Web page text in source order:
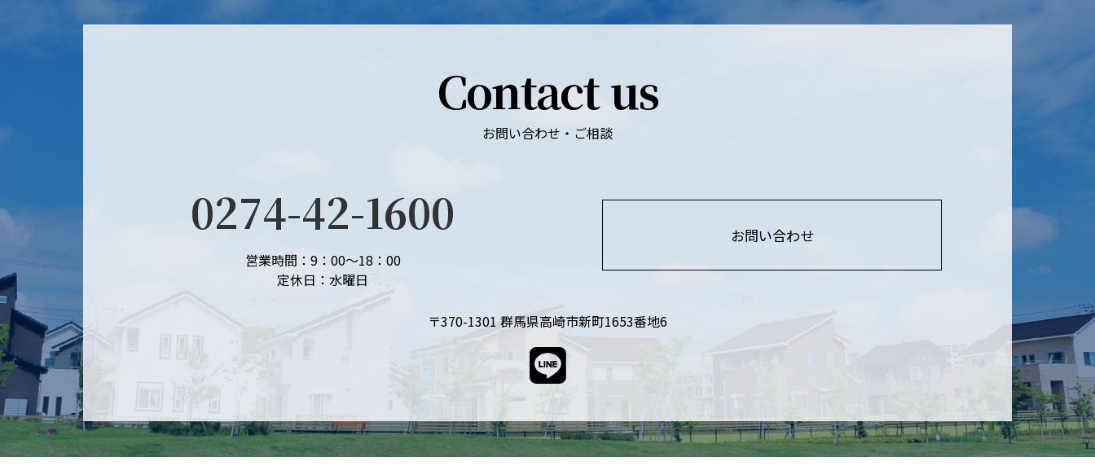
Contact us
お問い合わせ・ご相談
0274-42-1600
営業時間：9：00～18：00
定休日：水曜日
お問い合わせ
〒370-1301 群馬県高崎市新町1653番地6